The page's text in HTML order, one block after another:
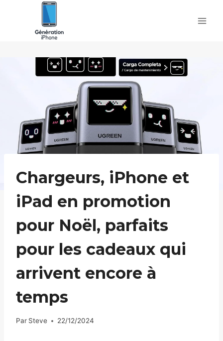
Chargeurs, iPhone et
iPad en promotion
pour Noël, parfaits
pour les cadeaux qui
arrivent encore à
temps
Par Steve 22/12/2024